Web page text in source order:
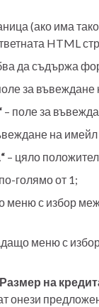
(ако има
HTML
да съдържа
за въвеждане
– поле за
на
– цяло
голямо от 1;
меню с избор
меню с
на
онези